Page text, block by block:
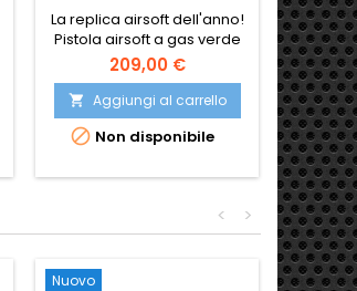
La replica airsoft dell'anno!
Pistola airsoft a gas verde
CANIK TP9 Elite Combat -
replica ufficiale CANIK in
colore TAN, realizzata su
licenza del produttore,
estremamente realistica.
209,00 €
 Aggiungi al carrello
 Non disponibile


>
<
Nuovo